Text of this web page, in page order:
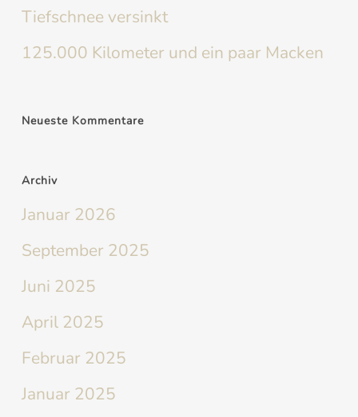
Tiefschnee versinkt
125.000 Kilometer und ein paar Macken
Neueste Kommentare
Archiv
Januar 2026
September 2025
Juni 2025
April 2025
Februar 2025
Januar 2025